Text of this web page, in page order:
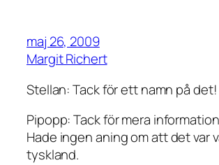
maj 26, 2009
Margit Richert
Stellan: Tack för ett namn på det!
Pipopp: Tack för mera
Hade ingen aning om att det var
tyskland.